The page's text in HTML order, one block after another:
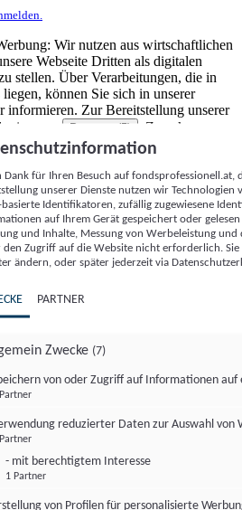
Wir nutzen aus wirtschaftlichen
Webseite Dritten als digitalen
stellen. Über Verarbeitungen, die in
können Sie sich in unserer
informieren. Zur Bereitstellung unserer
von
Partnern (5)
. Zwecke:
Inhalte, Messung von Werbeleistung
sowie Zielgruppenforschung.
Online-Kennungen (z. B. login-
generierte Kennungen,
können zusammen mit anderen
und Browserinformationen,
Technologien usw.) auf
von dort ausgelesen werden, um es
wenn es eine App oder einer Webseite
oder mehrere der hier aufgeführten
Dank für Ihren Besuch auf
unserer Dienste nutzen wir Technologien
basierte Identifikatoren, zufällig zugewiesene
auf Ihrem Gerät gespeichert oder
und Inhalte, Messung von Werbeleistung
den Zugriff auf die Website nicht erforderlich.
ändern, oder später jederzeit via
PARTNER
Zwecke (7)
von oder Zugriff auf Informationen auf
reduzierter Daten zur Auswahl von
- mit berechtigtem Interesse
1 Partner
von Profilen für personalisierte